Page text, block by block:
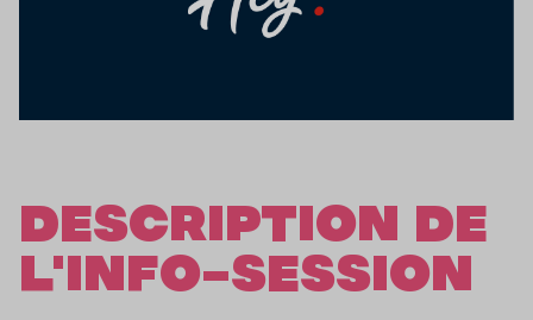
DESCRIPTION DE
L'INFO-SESSION